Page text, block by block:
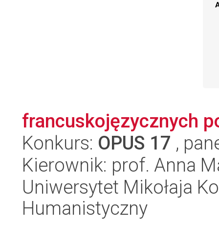
francuskojęzycznych
Konkurs: OPUS 17 ,
Kierownik: prof. Anna
Uniwersytet Mikołaja
Humanistyczny